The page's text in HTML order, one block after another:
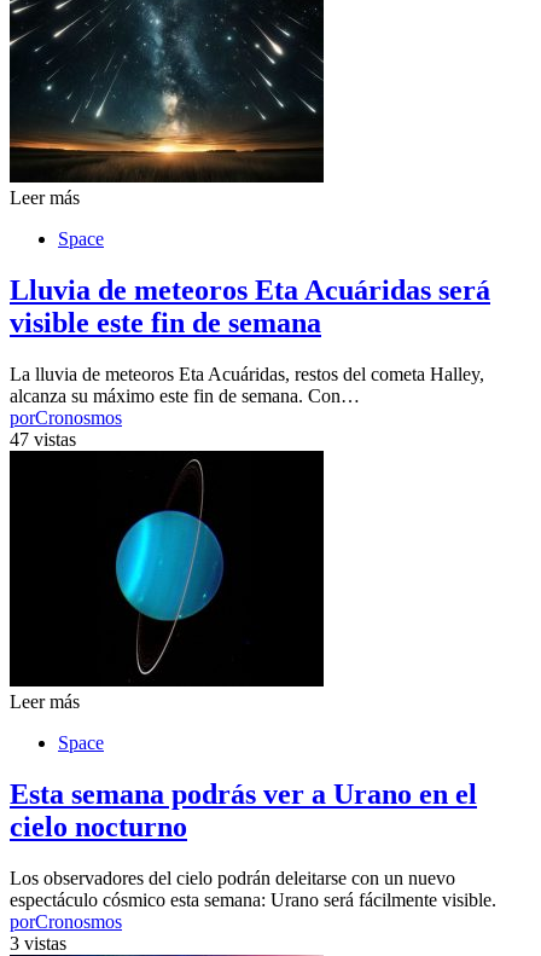
Leer más
Space
Lluvia de meteoros Eta Acuáridas será
visible este fin de semana
La lluvia de meteoros Eta Acuáridas, restos del cometa Halley,
alcanza su máximo este fin de semana. Con…
porCronosmos
47 vistas
Leer más
Space
Esta semana podrás ver a Urano en el
cielo nocturno
Los observadores del cielo podrán deleitarse con un nuevo
espectáculo cósmico esta semana: Urano será fácilmente visible.
porCronosmos
3 vistas